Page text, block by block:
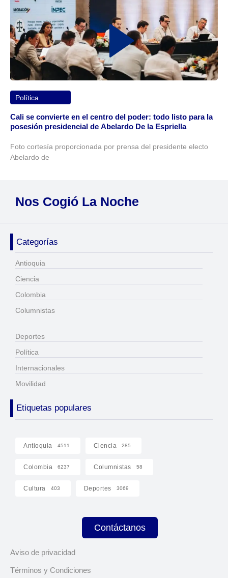
Política
Cali se convierte en el centro del poder: todo listo para la
posesión presidencial de Abelardo De la Espriella
Foto cortesía proporcionada por prensa del presidente electo
Abelardo de
Nos Cogió La Noche
Categorías
Antioquia
Ciencia
Colombia
Columnistas
Deportes
Política
Internacionales
Movilidad
Etiquetas populares
Antioquia 4511 Ciencia 285
Colombia 6237 Columnistas 58
Cultura 403 Deportes 3069
Contáctanos
Aviso de privacidad
Términos y Condiciones